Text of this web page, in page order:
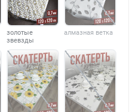
золотые
звевзды
алмазная ветка